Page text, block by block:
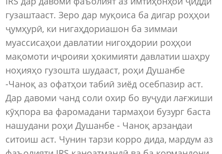
гузаштааст. Зеро дар муқоиса ба дигар роҳҳои
ҷумҳурӣ, ки нигаҳдориашон ба зиммаи
муассисаҳои давлатии нигоҳдории роҳҳои
мақомоти иҷроияи ҳокимияти давлатии шаҳру
ноҳияҳо гузошта шудааст, роҳи Душанбе
-Чаноқ аз офатҳои табиӣ зиёд осебпазир аст.
Дар давоми чанд соли охир бо вуҷуди лағжиши
кӯҳпора ва фаромадани тармаҳои бузург баста
нашудани роҳи Душанбе - Чаноқ арзандаи
ситоиш аст. Чунин тарзи корро дида, мардум аз